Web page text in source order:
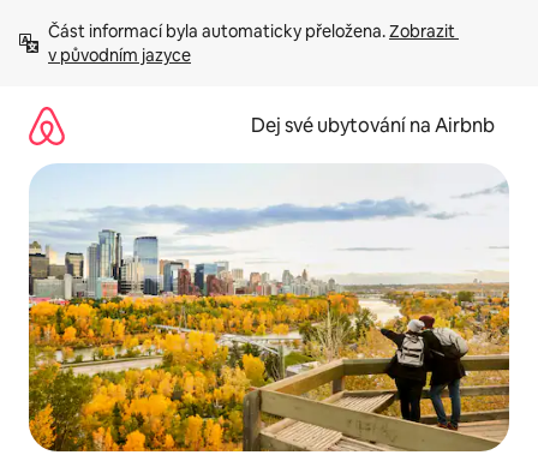
obsah
Část informací byla automaticky přeložena. Zobrazit
v původním jazyce
Dej své ubytování na Airbnb